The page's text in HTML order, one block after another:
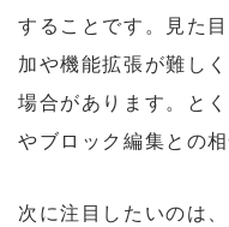
することです。見た
加や機能拡張が難し
場合があります。と
やブロック編集との
次に注目したいのは